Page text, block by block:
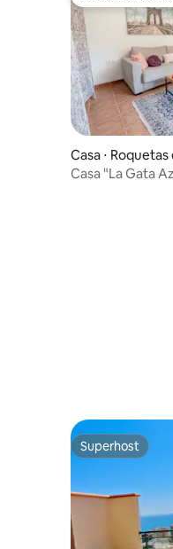
Casa ⋅
Casa "La Gata
Superhost
Superhost